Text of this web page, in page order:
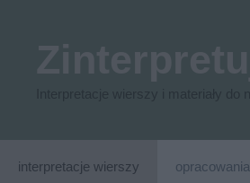
interpretacje wierszy opracowania